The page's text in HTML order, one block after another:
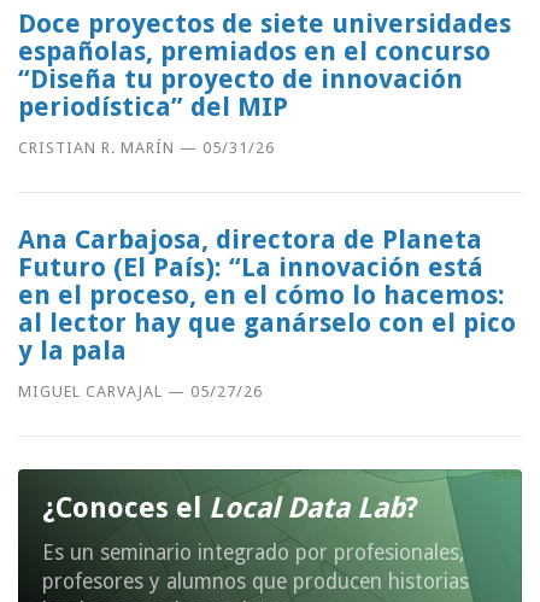
Doce proyectos de siete universidades
españolas, premiados en el concurso
“Diseña tu proyecto de innovación
periodística” del MIP
CRISTIAN R. MARÍN — 05/31/26
Ana Carbajosa, directora de Planeta
Futuro (El País): “La innovación está
en el proceso, en el cómo lo hacemos:
al lector hay que ganárselo con el pico
y la pala
MIGUEL CARVAJAL — 05/27/26
¿Conoces el Local Data Lab?
Es un seminario integrado por profesionales,
profesores y alumnos que producen historias